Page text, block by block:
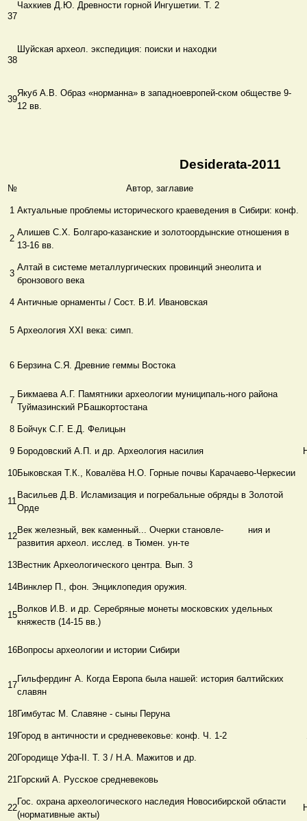
37
Чахкиев Д.Ю. Древности горной Ингушетии. Т. 2
38
Шуйская археол. экспедиция: поиски и находки
39
Якуб А.В. Образ «норманна» в западноевропей-ском обществе 9-
12 вв.
Desiderata-2011
№ Автор, заглавие
1 Актуальные проблемы исторического краеведения в Сибири: конф.
2
Алишев С.Х. Болгаро-казанские и золотоордынские отношения в
13-16 вв.
3
Алтай в системе металлургических провинций энеолита и
бронзового века
4 Античные орнаменты / Сост. В.И. Ивановская
5 Археология ХХΙ века: симп.
6 Берзина С.Я. Древние геммы Востока
7
Бикмаева А.Г. Памятники археологии муниципаль-ного района
Туймазинский РБашкортостана
8 Бойчук С.Г. Е.Д. Фелицын
9 Бородовский А.П. и др. Археология насилия
10Быковская Т.К., Ковалёва Н.О. Горные почвы Карачаево-Черкесии
11
Васильев Д.В. Исламизация и погребальные обряды в Золотой
Орде
12
Век железный, век каменный... Очерки становле- ния и
развития археол. исслед. в Тюмен. ун-те
13Вестник Археологического центра. Вып. 3
14Винклер П., фон. Энциклопедия оружия.
15
Волков И.В. и др. Серебряные монеты московских удельных
княжеств (14-15 вв.)
16Вопросы археологии и истории Сибири
17
Гильфердинг А. Когда Европа была нашей: история балтийских
славян
18Гимбутас М. Славяне - сыны Перуна
19Город в античности и средневековье: конф. Ч. 1-2
20Городище Уфа-ΙΙ. Т. 3 / Н.А. Мажитов и др.
21Горский А. Русское средневековь
22
Гос. охрана археологического наследия Новосибирской области
(нормативные акты)